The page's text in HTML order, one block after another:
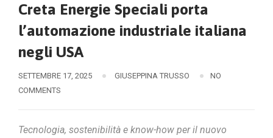
Creta Energie Speciali porta
l’automazione industriale italiana
negli USA
SETTEMBRE 17, 2025 GIUSEPPINA TRUSSO
NO
COMMENTS
Tecnologia, sostenibilità e know-how per il nuovo